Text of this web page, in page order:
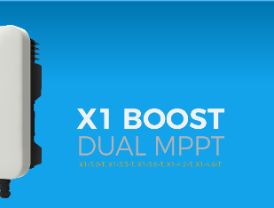
sobre inversores solares Solax y temas relacionados.